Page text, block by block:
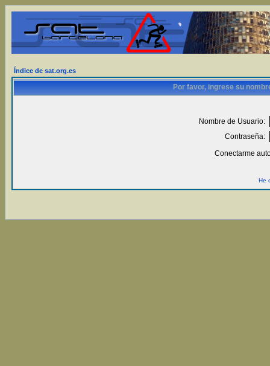
Índice de sat.org.es
Por favor, ingrese su
Nombre de Usuario:
Contraseña:
Conectarme
He